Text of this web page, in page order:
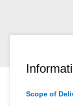
avec les
Scope of